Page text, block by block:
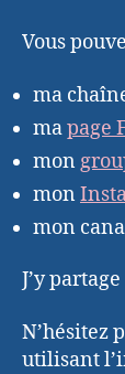
Vous
ma
mapage
mon
mon
mon
J’y
N’hésitez
utilisant